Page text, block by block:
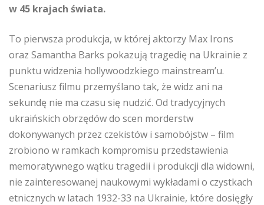
w 45 krajach świata.
To pierwsza produkcja, w której aktorzy Max Irons
oraz Samantha Barks pokazują tragedię na Ukrainie z
punktu widzenia hollywoodzkiego mainstream’u.
Scenariusz filmu przemyślano tak, że widz ani na
sekundę nie ma czasu się nudzić. Od tradycyjnych
ukraińskich obrzędów do scen morderstw
dokonywanych przez czekistów i samobójstw – film
zrobiono w ramkach kompromisu przedstawienia
memoratywnego wątku tragedii i produkcji dla widowni,
nie zainteresowanej naukowymi wykładami o czystkach
etnicznych w latach 1932-33 na Ukrainie, które dosięgły